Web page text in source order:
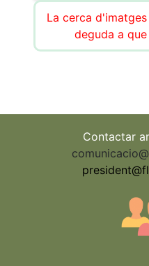
La cerca
deguda a
Contactar